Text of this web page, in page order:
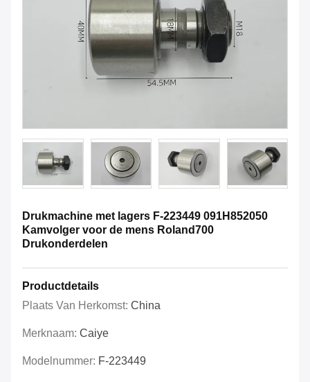
Drukmachine met lagers F-223449 091H852050
Kamvolger voor de mens Roland700
Drukonderdelen
Productdetails
Plaats Van Herkomst: China
Merknaam: Caiye
Modelnummer: F-223449